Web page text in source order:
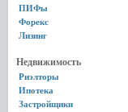
ПИФы
Форекс
Лизинг
Недвижимость
Риэлторы
Ипотека
Застройщики